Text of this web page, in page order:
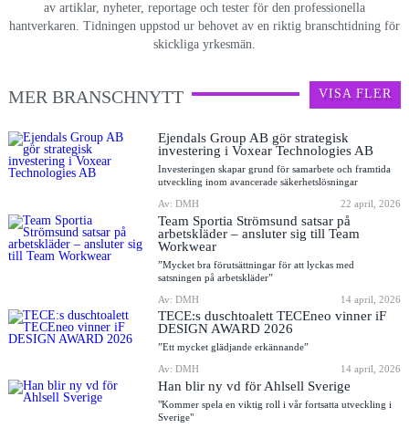
av artiklar, nyheter, reportage och tester för den professionella
hantverkaren. Tidningen uppstod ur behovet av en riktig branschtidning för
skickliga yrkesmän.
MER BRANSCHNYTT VISA FLER
Ejendals Group AB gör strategisk
investering i Voxear Technologies AB
Investeringen skapar grund för samarbete och framtida
utveckling inom avancerade säkerhetslösningar
Av: DMH
22 april, 2026
Team Sportia Strömsund satsar på
arbetskläder – ansluter sig till Team
Workwear
”Mycket bra förutsättningar för att lyckas med
satsningen på arbetskläder”
Av: DMH
14 april, 2026
TECE:s duschtoalett TECEneo vinner iF
DESIGN AWARD 2026
”Ett mycket glädjande erkännande”
Av: DMH
14 april, 2026
Han blir ny vd för Ahlsell Sverige
"Kommer spela en viktig roll i vår fortsatta utveckling i
Sverige"